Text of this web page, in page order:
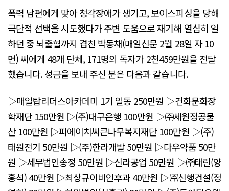
폭력 남편에게 맞아 청각장애가 생기고, 보이스피싱을 당해
극단적 선택을 시도했다가 주변 도움으로 재기해 열심히 일
하던 중 뇌출혈까지 겹친 박동채(매일신문 2월 28일 자 10
면) 씨에게 48개 단체, 171명의 독자가 2천459만원을 전달
했습니다. 성금을 보내 주신 분은 다음과 같습니다.
▷매일탑리더스아카데미 1기 일동 250만원 ▷건화문화장
학재단 150만원 ▷(주)대구은행 100만원 ▷㈜세원정공물
산 100만원 ▷피에이치씨큰나무복지재단 100만원 ▷(주)
태원전기 50만원 ▷(주)한라개발 50만원 ▷다우약품 50만
원 ▷세무법인송정 50만원 ▷신라공업 50만원 ▷㈜태린(양
홍석) 40만원 ▷최상규이비인후과 40만원 ▷㈜신행건설(정